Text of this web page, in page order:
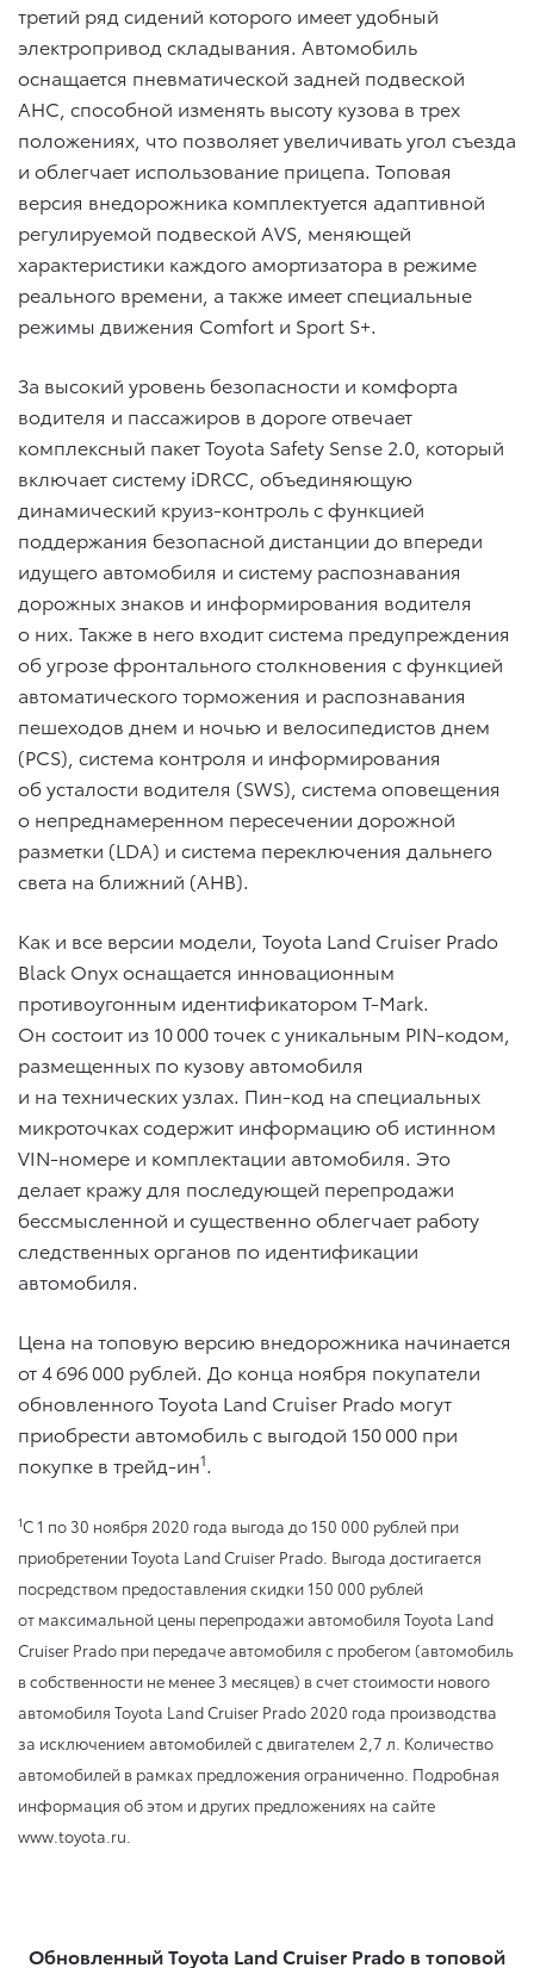
третий ряд сидений которого имеет удобный
электропривод складывания. Автомобиль
оснащается пневматической задней подвеской
AHC, способной изменять высоту кузова в трех
положениях, что позволяет увеличивать угол съезда
и облегчает использование прицепа. Топовая
версия внедорожника комплектуется адаптивной
регулируемой подвеской AVS, меняющей
характеристики каждого амортизатора в режиме
реального времени, а также имеет специальные
режимы движения Comfort и Sport S+.
За высокий уровень безопасности и комфорта
водителя и пассажиров в дороге отвечает
комплексный пакет Toyota Safety Sense 2.0, который
включает систему iDRCC, объединяющую
динамический круиз-контроль с функцией
поддержания безопасной дистанции до впереди
идущего автомобиля и систему распознавания
дорожных знаков и информирования водителя
о них. Также в него входит система предупреждения
об угрозе фронтального столкновения с функцией
автоматического торможения и распознавания
пешеходов днем и ночью и велосипедистов днем
(PCS), система контроля и информирования
об усталости водителя (SWS), система оповещения
о непреднамеренном пересечении дорожной
разметки (LDA) и система переключения дальнего
света на ближний (AHB).
Как и все версии модели, Toyota Land Cruiser Prado
Black Onyx оснащается инновационным
противоугонным идентификатором T-Mark.
Он состоит из 10 000 точек с уникальным PIN-кодом,
размещенных по кузову автомобиля
и на технических узлах. Пин-код на специальных
микроточках содержит информацию об истинном
VIN-номере и комплектации автомобиля. Это
делает кражу для последующей перепродажи
бессмысленной и существенно облегчает работу
следственных органов по идентификации
автомобиля.
Цена на топовую версию внедорожника начинается
от 4 696 000 рублей. До конца ноября покупатели
обновленного Toyota Land Cruiser Prado могут
приобрести автомобиль с выгодой 150 000 при
покупке в трейд-ин1.
1C 1 по 30 ноября 2020 года выгода до 150 000 рублей при
приобретении Toyota Land Cruiser Prado. Выгода достигается
посредством предоставления скидки 150 000 рублей
от максимальной цены перепродажи автомобиля Toyota Land
Cruiser Prado при передаче автомобиля с пробегом (автомобиль
в собственности не менее 3 месяцев) в счет стоимости нового
автомобиля Toyota Land Cruiser Prado 2020 года производства
за исключением автомобилей с двигателем 2,7 л. Количество
автомобилей в рамках предложения ограниченно. Подробная
информация об этом и других предложениях на сайте
www.toyota.ru.
Обновленный Toyota Land Cruiser Prado в топовой